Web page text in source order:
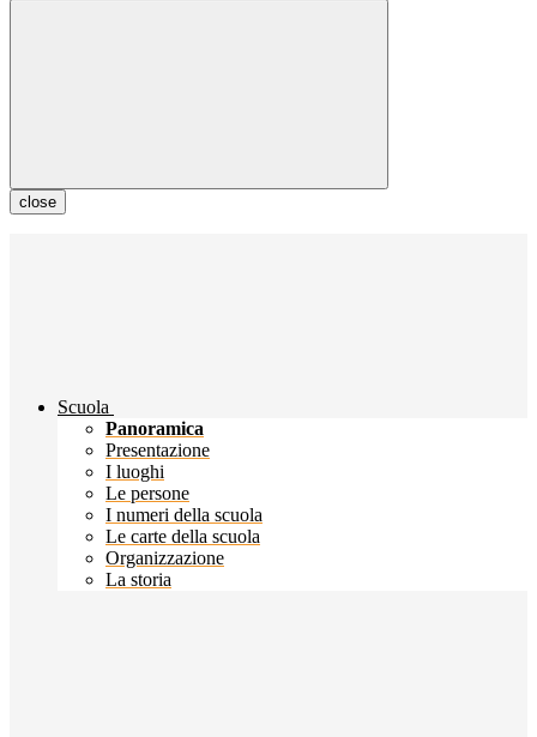
close
Scuola
Panoramica
Presentazione
I luoghi
Le persone
I numeri della scuola
Le carte della scuola
Organizzazione
La storia